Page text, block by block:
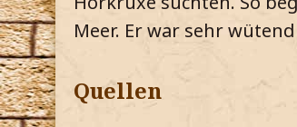
Meer. Er war sehr
Quellen